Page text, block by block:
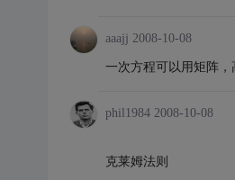
aaajj 2008-10-08
一次方程可以用矩阵，
phil1984 2008-10-08
克莱姆法则